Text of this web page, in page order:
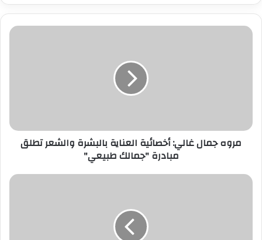
ر
د
ر
مروه جمال غالي: أخصائية العناية بالبشرة والشعر تطلق
مبادرة "جمالك طبيعي"